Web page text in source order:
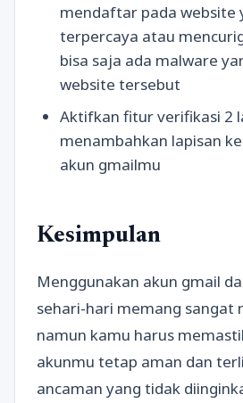
mendaftar pada website
terpercaya atau
bisa saja ada malware
website tersebut
Aktifkan fitur verifikasi 2
menambahkan lapisan
akun gmailmu
Kesimpulan
Menggunakan akun gmail
sehari-hari memang sangat
namun kamu harus
akunmu tetap aman dan
ancaman yang tidak